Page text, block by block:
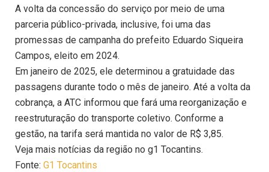
A volta da concessão do serviço por meio de uma
parceria público-privada, inclusive, foi uma das
promessas de campanha do prefeito Eduardo Siqueira
Campos, eleito em 2024.
Em janeiro de 2025, ele determinou a gratuidade das
passagens durante todo o mês de janeiro. Até a volta da
cobrança, a ATC informou que fará uma reorganização e
reestruturação do transporte coletivo. Conforme a
gestão, na tarifa será mantida no valor de R$ 3,85.
Veja mais notícias da região no g1 Tocantins.
Fonte: G1 Tocantins